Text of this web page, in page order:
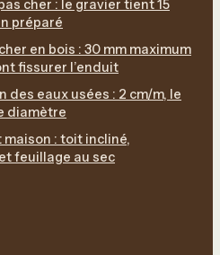
cher : le gravier tient 15
préparé
en bois : 30 mm maximum
fissurer l’enduit
des eaux usées : 2 cm/m, le
diamètre
: toit incliné,
feuillage au sec